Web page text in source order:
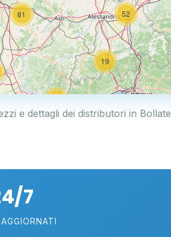
19
52
81
e dettagli dei distributori in Bollate
7